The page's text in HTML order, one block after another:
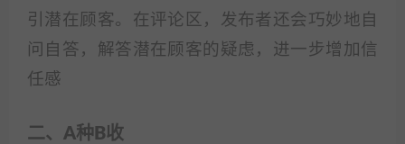
引潜在顾客。在评论区，发布者还会巧妙地自
问自答，解答潜在顾客的疑虑，进一步增加信
任感
二、A种B收